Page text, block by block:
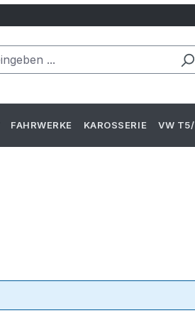
FAHRWERKE KAROSSERIE VW